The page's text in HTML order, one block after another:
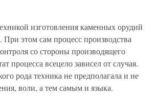
изготовления каменных орудий
При этом сам процесс производства
со стороны производящего
процесса всецело зависел от случая.
рода техника не предполагала и не
воли, а тем самым и языка.